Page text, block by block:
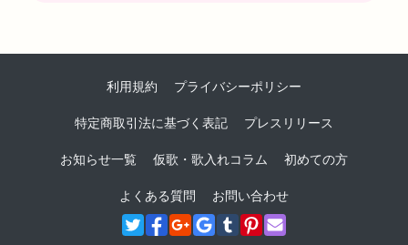
利用規約 プライバシーポリシー
特定商取引法に基づく表記 プレスリリース
お知らせ一覧 仮歌・歌入れコラム 初めての方
よくある質問 お問い合わせ